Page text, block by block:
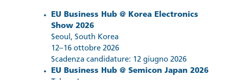
EU Business Hub @ Korea Electronics
Show 2026
Seoul, South Korea
12–16 ottobre 2026
Scadenza candidature: 12 giugno 2026
EU Business Hub @ Semicon Japan 2026